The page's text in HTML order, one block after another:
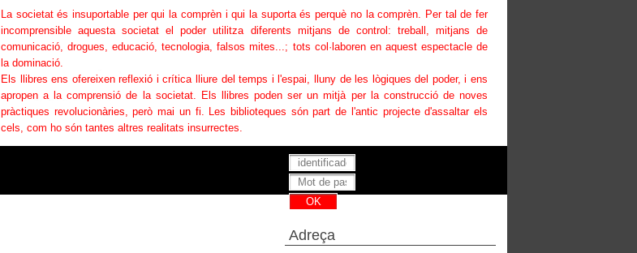
La societat és insuportable per qui la comprèn i qui la suporta és perquè no la comprèn. Per tal de fer
incomprensible aquesta societat el poder utilitza diferents mitjans de control: treball, mitjans de
comunicació, drogues, educació, tecnologia, falsos mites...; tots col·laboren en aquest espectacle de
la dominació.
Els llibres ens ofereixen reflexió i crítica lliure del temps i l'espai, lluny de les lògiques del poder, i ens
apropen a la comprensió de la societat. Els llibres poden ser un mitjà per la construcció de noves
pràctiques revolucionàries, però mai un fi. Les biblioteques són part de l'antic projecte d'assaltar els
cels, com ho són tantes altres realitats insurrectes.
Adreça